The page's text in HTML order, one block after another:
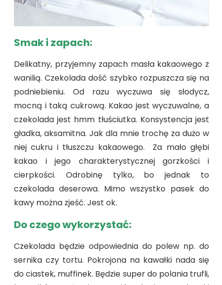
Smak i zapach:
Delikatny, przyjemny zapach masła kakaowego z
wanilią. Czekolada dość szybko rozpuszcza się na
podniebieniu. Od razu wyczuwa się słodycz,
mocną i taką cukrową. Kakao jest wyczuwalne, a
czekolada jest hmm tłuściutka. Konsystencja jest
gładka, aksamitna. Jak dla mnie trochę za dużo w
niej cukru i tłuszczu kakaowego. Za mało głębi
kakao i jego charakterystycznej gorzkości i
cierpkości. Odrobinę tylko, bo jednak to
czekolada deserowa. Mimo wszystko pasek do
kawy można zjeść. Jest ok.
Do czego wykorzystać:
Czekolada będzie odpowiednia do polew np. do
sernika czy tortu. Pokrojona na kawałki nada się
do ciastek, muffinek. Będzie super do polania trufli,